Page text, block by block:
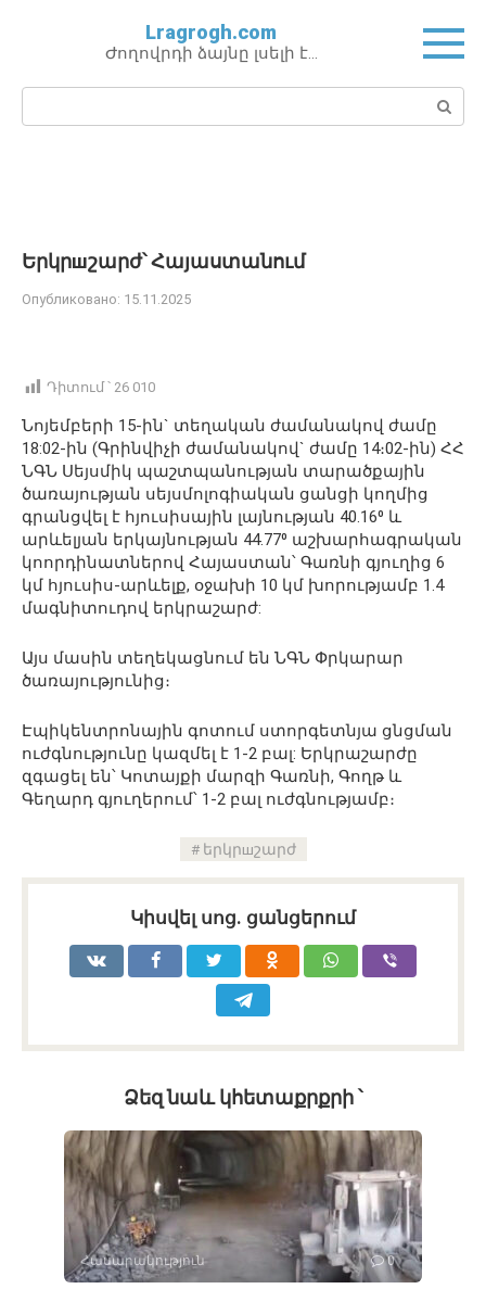
Lragrogh.com
Ժողովրդի ձայնը լսելի է…
Поиск:
Երկրшշարժ՝ Հայաստանում
Опубликовано: 15.11.2025
Դիտում ՝ 26 010
Նոյեմբերի 15-ին` տեղական ժամանակով ժամը
18:02-ին (Գրինվիչի ժամանակով` ժամը 14։02-ին) ՀՀ
ՆԳՆ Սեյսմիկ պաշտպանության տարածքային
ծառայության սեյսմոլոգիական ցանցի կողմից
գրանցվել է հյուսիսային լայնության 40․16⁰ և
արևելյան երկայնության 44.77⁰ աշխարհագրական
կոորդինատներով Հայաստան՝ Գառնի գյուղից 6
կմ հյուսիս-արևելք, օջախի 10 կմ խորությամբ 1.4
մագնիտուդով երկրաշարժ:
Այս մասին տեղեկացնում են ՆԳՆ Փրկարար
ծառայությունից։
Էպիկենտրոնային գոտում ստորգետնյա ցնցման
ուժգնությունը կազմել է 1-2 բալ: Երկրաշարժը
զգացել են՝ Կոտայքի մարզի Գառնի, Գողթ և
Գեղարդ գյուղերում՝ 1-2 բալ ուժգնությամբ։
երկրшշարժ
Կիսվել սոց․ ցանցերում
Ձեզ նաև կհետաքրքրի ՝
Հասարակություն 0